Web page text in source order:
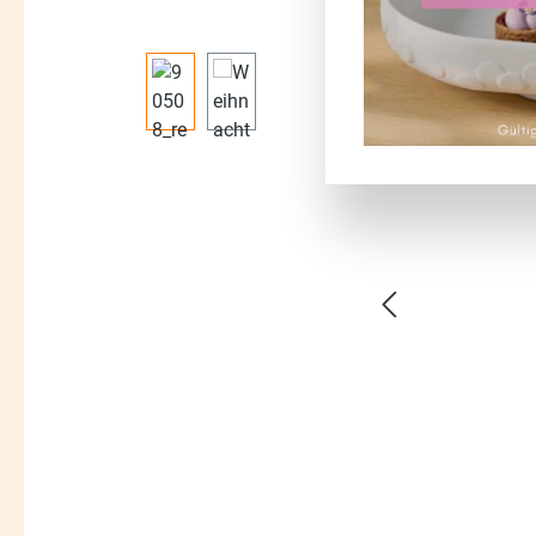
Bildergalerie überspringen